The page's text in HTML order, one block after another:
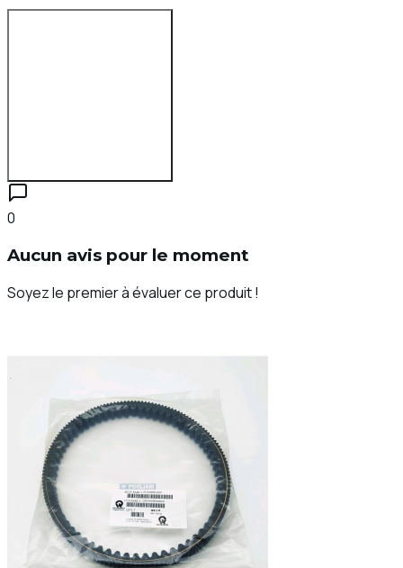
0
Aucun avis pour le moment
Soyez le premier à évaluer ce produit !